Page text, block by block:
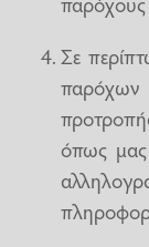
Σε
όπως μας